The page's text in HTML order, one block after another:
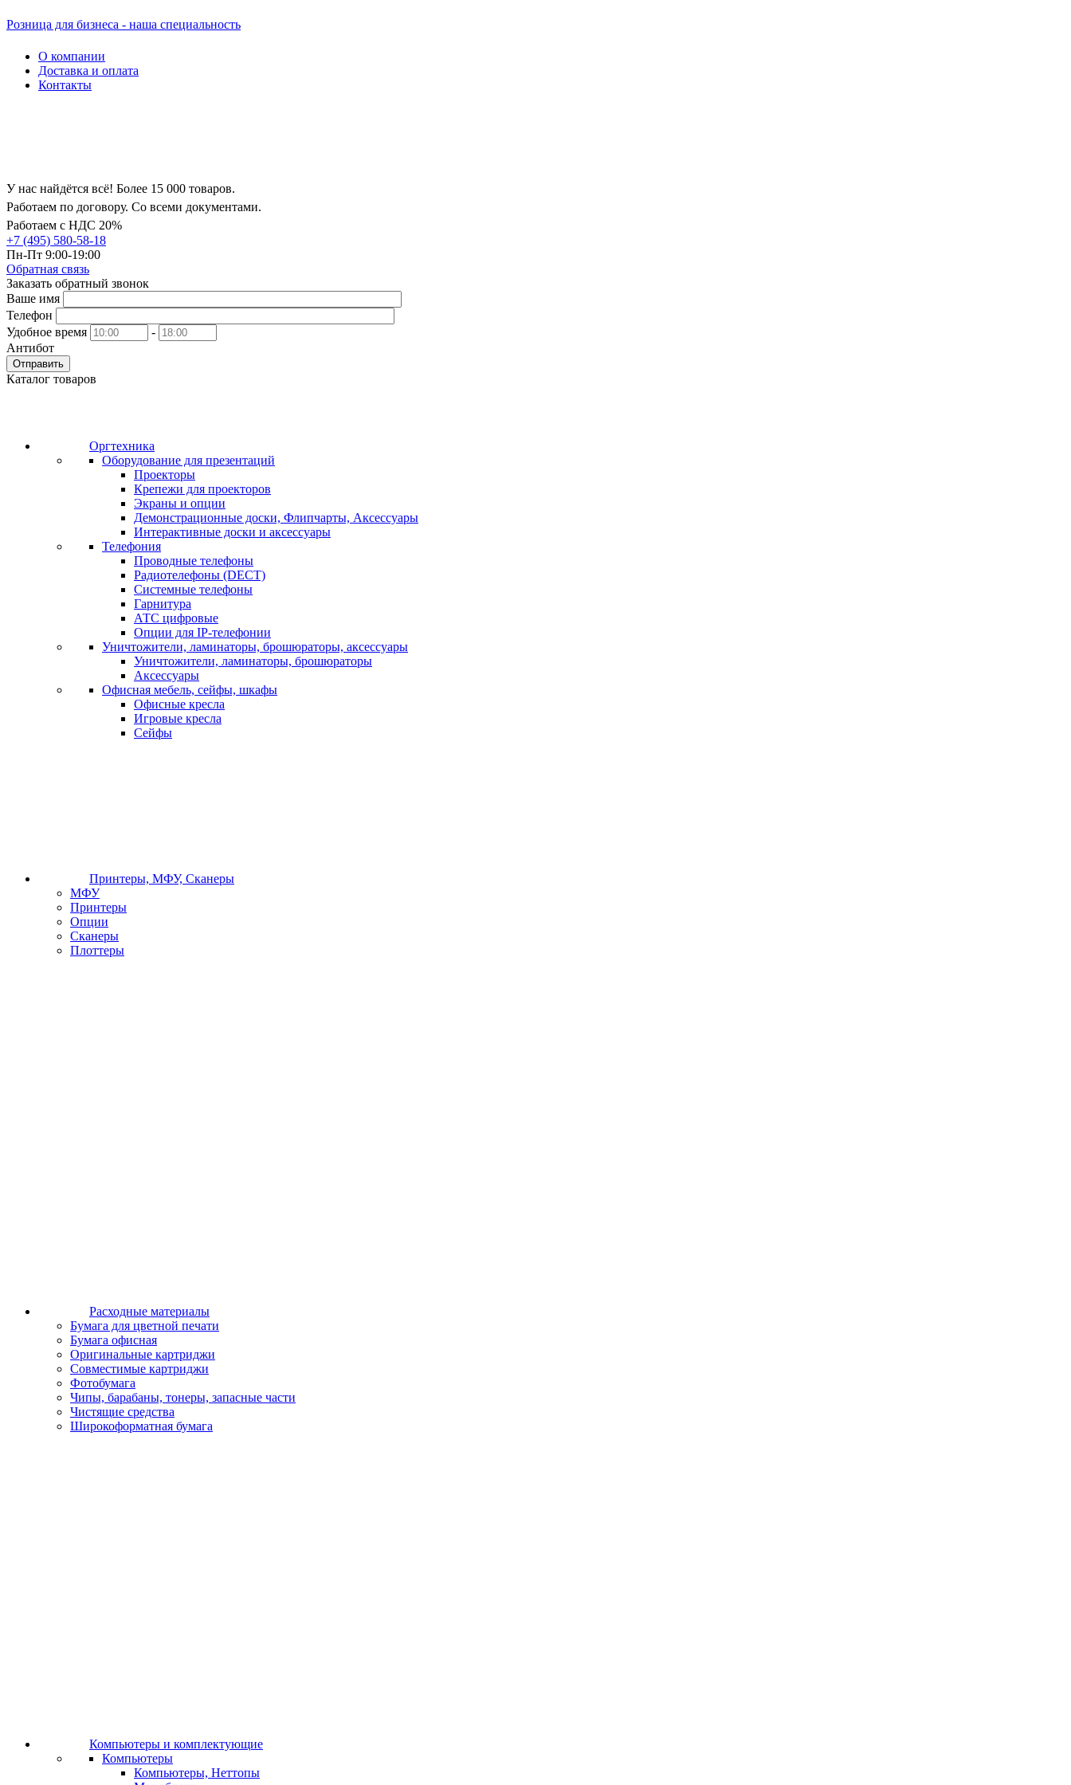
Розница для бизнеса - наша специальность
О компании
Доставка и оплата
Контакты
У нас найдётся всё! Более 15 000 товаров.
Работаем по договору. Со всеми документами.
Работаем с НДС 20%
+7 (495) 580-58-18
Пн-Пт 9:00-19:00
Обратная связь
Заказать обратный звонок
Ваше имя
Телефон
Удобное время
-
Антибот
Отправить
Каталог товаров
Оргтехника
Оборудование для презентаций
Проекторы
Крепежи для проекторов
Экраны и опции
Демонстрационные доски, Флипчарты, Аксессуары
Интерактивные доски и аксессуары
Телефония
Проводные телефоны
Радиотелефоны (DECT)
Системные телефоны
Гарнитура
АТС цифровые
Опции для IP-телефонии
Уничтожители, ламинаторы, брошюраторы, аксессуары
Уничтожители, ламинаторы, брошюраторы
Аксессуары
Офисная мебель, сейфы, шкафы
Офисные кресла
Игровые кресла
Сейфы
Принтеры, МФУ, Сканеры
МФУ
Принтеры
Опции
Сканеры
Плоттеры
Расходные материалы
Бумага для цветной печати
Бумага офисная
Оригинальные картриджи
Совместимые картриджи
Фотобумага
Чипы, барабаны, тонеры, запасные части
Чистящие средства
Широкоформатная бумага
Компьютеры и комплектующие
Компьютеры
Компьютеры, Неттопы